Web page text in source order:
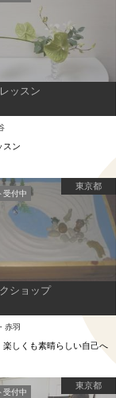
ッスン
スン
東京都
ショップ
赤羽
楽しくも素晴らしい自己へ
受付中
東京都
受付中